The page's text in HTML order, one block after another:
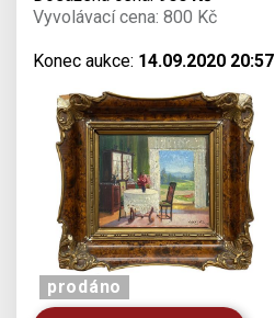
Vyvolávací cena: 800 Kč
Konec aukce: 14.09.2020 20:57
prodáno